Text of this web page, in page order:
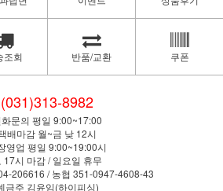
조회 반품/교환 쿠폰
(031)313-8982
화문의 평일 9:00~17:00
배마감 월~금 낮 12시
영업 평일 9:00~19:00시
17시 마감 / 일요일 휴무
206616 / 농협 351-0947-4608-43
금주 김윤임(하이피싱)